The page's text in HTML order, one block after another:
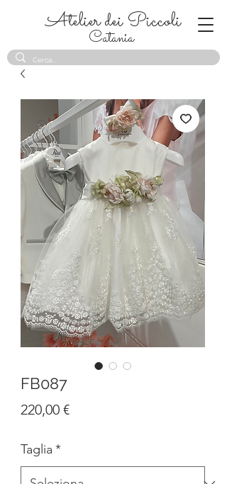
Atelier dei Piccoli
Catania
FB087
220,00 €Prezzo
Taglia *